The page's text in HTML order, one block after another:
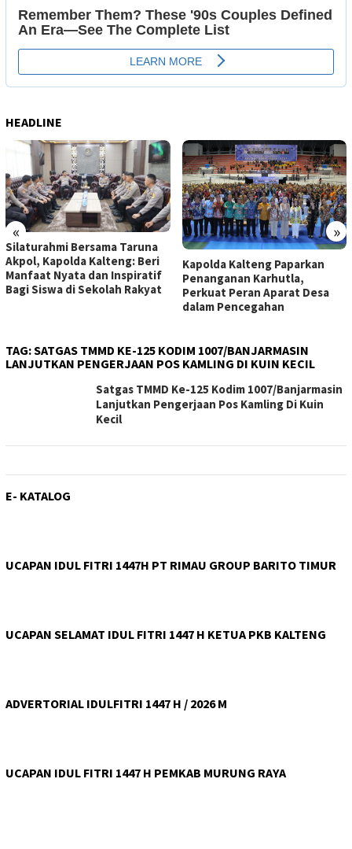
HEADLINE
« »
Silaturahmi Bersama Taruna
Akpol, Kapolda Kalteng: Beri
Manfaat Nyata dan Inspiratif
Bagi Siswa di Sekolah Rakyat
Kapolda Kalteng Paparkan
Penanganan Karhutla,
Perkuat Peran Aparat Desa
dalam Pencegahan
TAG:SATGAS TMMD KE-125 KODIM 1007/BANJARMASIN
LANJUTKAN PENGERJAAN POS KAMLING DI KUIN KECIL
Satgas TMMD Ke-125 Kodim 1007/Banjarmasin
Lanjutkan Pengerjaan Pos Kamling Di Kuin
Kecil
E- KATALOG
UCAPAN IDUL FITRI 1447H PT RIMAU GROUP BARITO TIMUR
UCAPAN SELAMAT IDUL FITRI 1447 H KETUA PKB KALTENG
ADVERTORIAL IDULFITRI 1447 H / 2026 M
UCAPAN IDUL FITRI 1447 H PEMKAB MURUNG RAYA